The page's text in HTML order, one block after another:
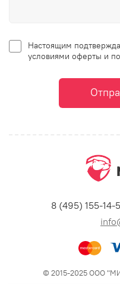
Настоящим
условиями оферты и
8 (495) 155-14-
© 2015-2025 ООО